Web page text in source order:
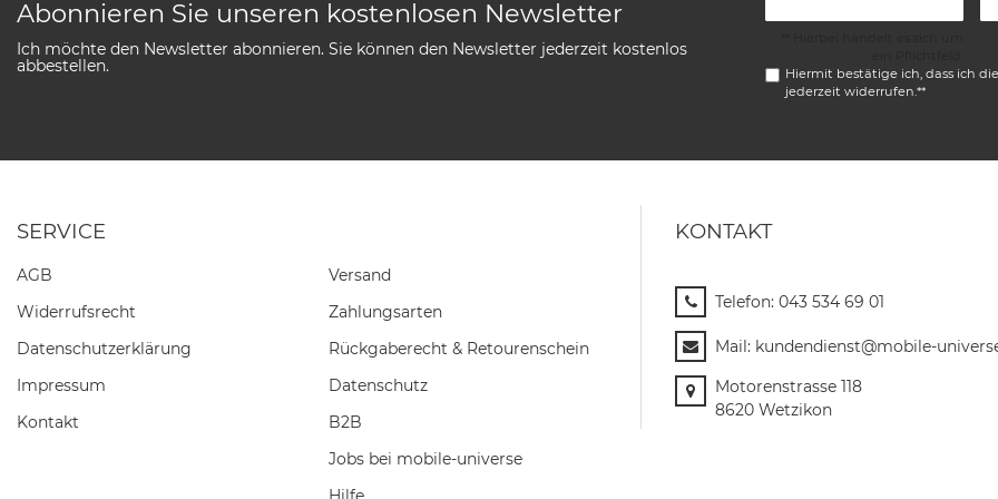
Abonnieren Sie unseren kostenlosen Newsletter
Ich möchte den Newsletter abonnieren. Sie können den Newsletter jederzeit kostenlos
abbestellen.
Hiermit bestätige ich, dass ich die
jederzeit widerrufen.**
SERVICE
AGB
Widerrufs­recht
Daten­schutz­erklärung
Impressum
Kontakt
Versand
Zahlungsarten
Rückgaberecht & Retourenschein
Datenschutz
B2B
Jobs bei mobile-universe
KONTAKT
Telefon: 043 534 69 01
Mail: kundendienst@mobile-
Motorenstrasse 118
8620 Wetzikon